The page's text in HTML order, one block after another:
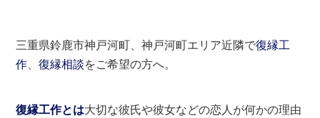
三重県鈴鹿市神戸河町、神戸河町エリア近隣で復縁工
作 、復縁相談をご希望の方へ。
復縁工作とは大切な彼氏や彼女などの恋人が何かの理由